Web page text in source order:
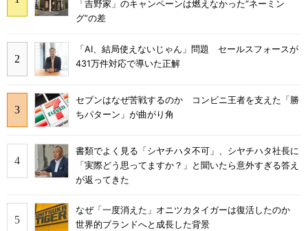
「吉野家」のキャンペーンは燃えなかった“ネーミン
グ”の差
「AI、結局使えないじゃん」問題 セールスフォースが
431万件対応で導いた正解
セブンはなぜ苦戦するのか コンビニ王者を支えた「勝
ちパターン」が曲がり角
書類でよく見る「シヤチハタ不可」、シヤチハタ社長に
「実際どう思ってますか？」と聞いたら意外すぎる答え
が返ってきた
なぜ「一度消えた」オニツカタイガーは復活したのか
世界的ブランドへと成長した背景